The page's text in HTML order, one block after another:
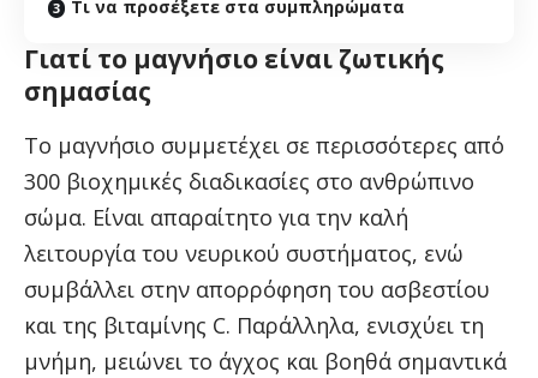
Τι να προσέξετε στα συμπληρώματα
Γιατί το μαγνήσιο είναι ζωτικής
σημασίας
Το μαγνήσιο συμμετέχει σε περισσότερες από
300 βιοχημικές διαδικασίες στο ανθρώπινο
σώμα. Είναι απαραίτητο για την καλή
λειτουργία του νευρικού συστήματος, ενώ
συμβάλλει στην απορρόφηση του ασβεστίου
και της βιταμίνης C. Παράλληλα, ενισχύει τη
μνήμη, μειώνει το άγχος και βοηθά σημαντικά